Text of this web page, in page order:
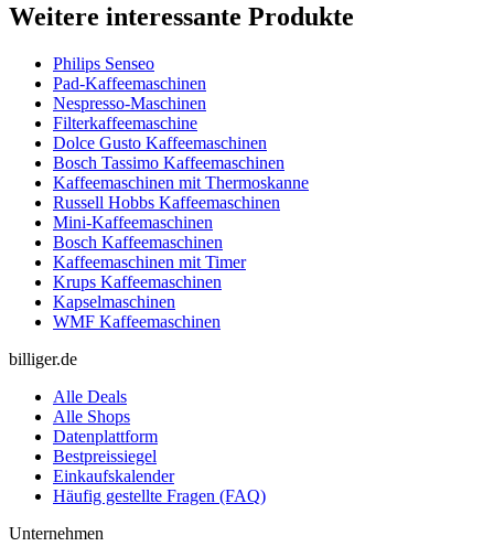
Weitere interessante Produkte
Philips Senseo
Pad-Kaffeemaschinen
Nespresso-Maschinen
Filterkaffeemaschine
Dolce Gusto Kaffeemaschinen
Bosch Tassimo Kaffeemaschinen
Kaffeemaschinen mit Thermoskanne
Russell Hobbs Kaffeemaschinen
Mini-Kaffeemaschinen
Bosch Kaffeemaschinen
Kaffeemaschinen mit Timer
Krups Kaffeemaschinen
Kapselmaschinen
WMF Kaffeemaschinen
billiger.de
Alle Deals
Alle Shops
Datenplattform
Bestpreissiegel
Einkaufskalender
Häufig gestellte Fragen (FAQ)
Unternehmen